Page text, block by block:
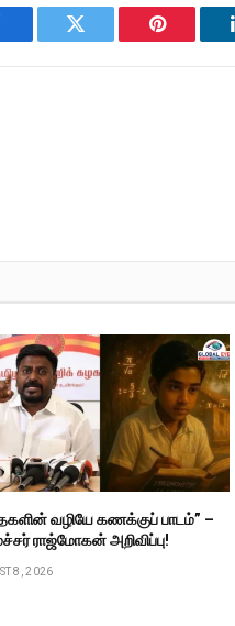
Twitter Pinterest
வழியே கணக்குப் பாடம்” –
ராஜ்மோகன் அறிவிப்பு!
8, 2026